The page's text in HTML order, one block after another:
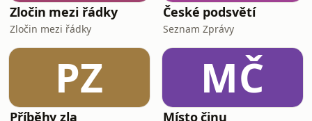
Zločin mezi řádky
Zločin mezi řádky
České podsvětí
Seznam Zprávy
PZ
Příběhy zla
MČ
Místo činu